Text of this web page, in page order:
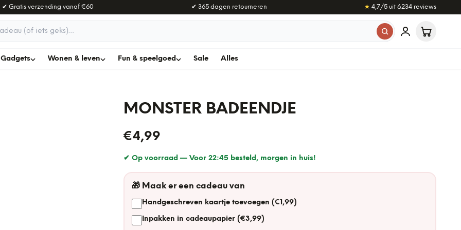
✔ Gratis verzending vanaf€60 ✔ 365 dagen retourneren ★ 4,7/5 uit 6.234reviews
Gadgets Wonen & leven Fun & speelgoed Sale Alles
MONSTER BADEENDJE
€4,99
✔ Op voorraad — Voor 22:45 besteld, morgen in huis!
🎁 Maak er een cadeau van
Handgeschreven kaartje toevoegen (€1,99)
Inpakken in cadeaupapier (€3,99)